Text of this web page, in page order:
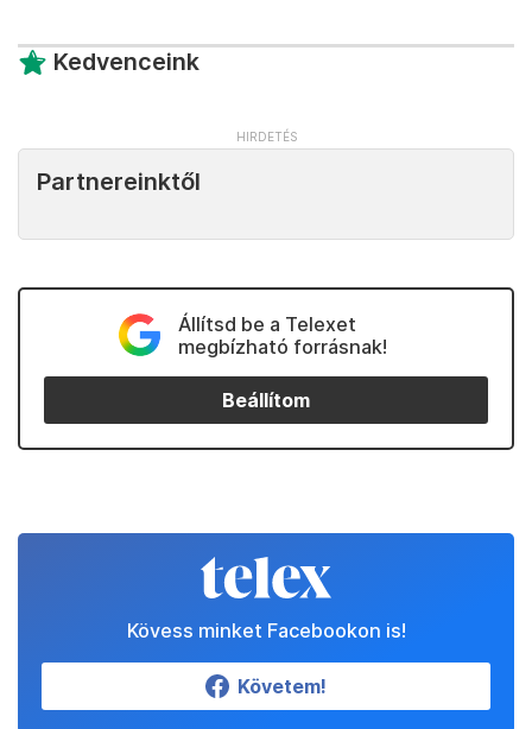
Kedvenceink
Partnereinktől
Állítsd be a Telexet
megbízható forrásnak!
Beállítom
Kövess minket Facebookon is!
Követem!